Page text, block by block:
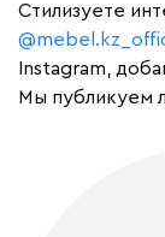
Cтилизуете
Instagram,
Мы публикуем